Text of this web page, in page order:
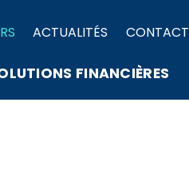
ACTUALITÉS CONTACT
FINANCIÈRES